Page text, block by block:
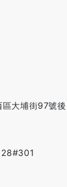
大埔街97號